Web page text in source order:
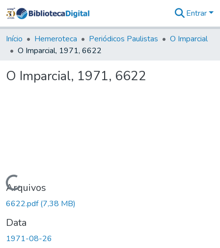
&
Coleções
Tudo na
Digital
Entrar
Início Hemeroteca Periódicos Paulistas
O Imparcial
O Imparcial, 1971, 6622
O Imparcial, 1971, 6622
Carregando...
Arquivos
6622.pdf(7,38 MB)
Data
1971-08-26